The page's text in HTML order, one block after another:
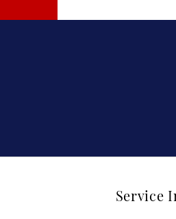
Service